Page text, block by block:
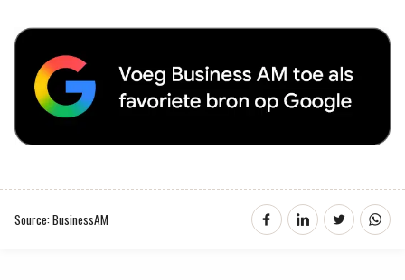
Source: BusinessAM